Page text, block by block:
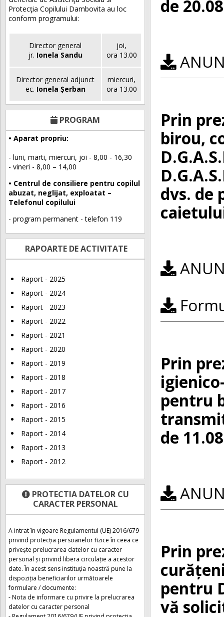
Protecţia Copilului Dambovita au loc
conform programului:
Director general
jr. Ionela Sandu
joi,
ora 13.00
Director general adjunct
ec. Ionela Șerban
miercuri,
ora 13.00
PROGRAM
• Aparat propriu:
- luni, marti, miercuri, joi - 8,00 - 16,30
- vineri - 8,00 – 14,00
• Centrul de consiliere pentru copilul
abuzat, neglijat, exploatat –
Telefonul copilului
- program permanent - telefon 119
RAPOARTE DE ACTIVITATE
Raport - 2025
Raport - 2024
Raport - 2023
Raport - 2022
Raport - 2021
Raport - 2020
Raport - 2019
Raport - 2018
Raport - 2017
Raport - 2016
Raport - 2015
Raport - 2014
Raport - 2013
Raport - 2012
PROTECTIA DATELOR CU
CARACTER PERSONAL
A intrat în vigoare Regulamentul (UE) 2016/679
privind protecția persoanelor fizice în ceea ce
privește prelucrarea datelor cu caracter
personal și privind libera circulație a acestor
date. În acest sens instituția noastră pune la
dispoziția beneficiarilor următoarele
formulare / documente:
- Nota de informare cu privire la prelucrarea
datelor cu caracter personal
de
Prin
birou,
dvs. de
Prin
pentru
de
Prin
pentru
vă